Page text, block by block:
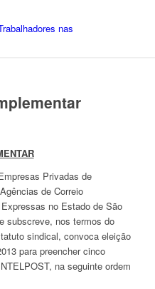
Privadas de
de Correio
no Estado de São
subscreve, nos termos do
sindical, convoca eleição
para preencher cinco
na seguinte ordem